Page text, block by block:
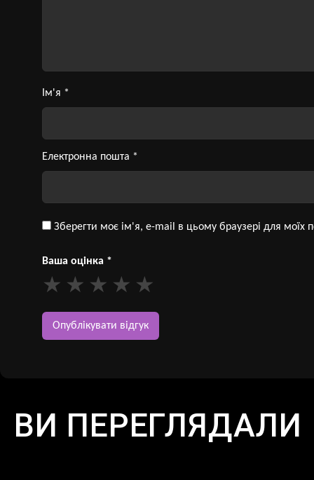
Ім'я *
Електронна пошта *
Зберегти моє ім'я, e-mail в цьому браузері для моїх
Ваша оцінка *
ВИ ПЕРЕГЛЯДАЛИ